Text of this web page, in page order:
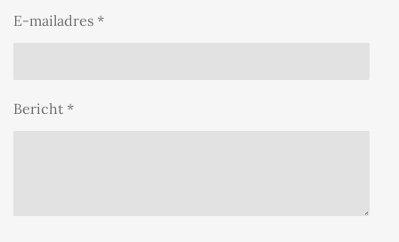
E-mailadres *
Bericht *